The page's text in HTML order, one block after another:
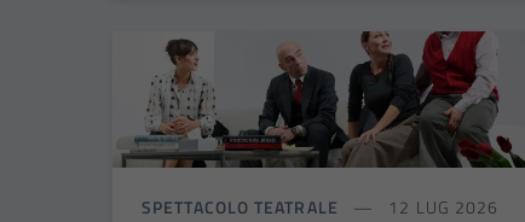
SPETTACOLO TEATRALE 12 LUG 2026